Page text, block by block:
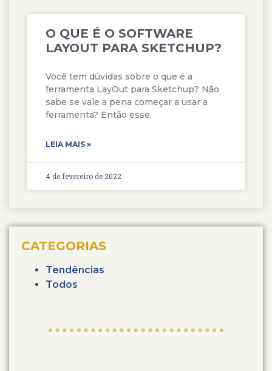
O QUE É O SOFTWARE
LAYOUT PARA SKETCHUP?
Você tem dúvidas sobre o que é a
ferramenta LayOut para Sketchup? Não
sabe se vale a pena começar a usar a
ferramenta? Então esse
LEIA MAIS »
4 de fevereiro de 2022
CATEGORIAS
Tendências
Todos